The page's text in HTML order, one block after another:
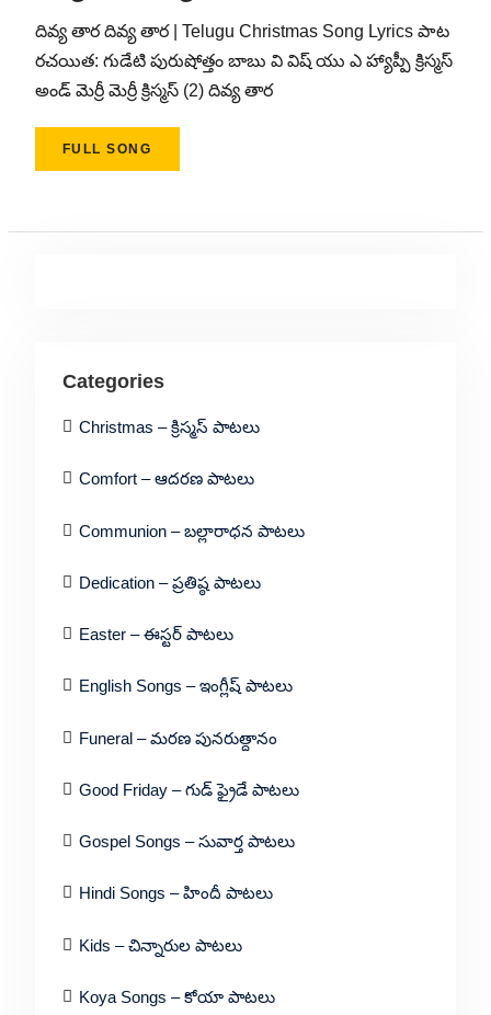
దివ్య తార దివ్య తార | Telugu Christmas Song Lyrics పాట
రచయిత: గుడేటి పురుషోత్తం బాబు వి విష్ యు ఎ హ్యాప్పీ క్రిస్మస్
అండ్ మెర్రీ మెర్రీ క్రిస్మస్ (2) దివ్య తార
FULL SONG
Categories
Christmas – క్రిస్మస్ పాటలు
Comfort – ఆదరణ పాటలు
Communion – బల్లారాధన పాటలు
Dedication – ప్రతిష్ఠ పాటలు
Easter – ఈస్టర్ పాటలు
English Songs – ఇంగ్లీష్ పాటలు
Funeral – మరణ పునరుత్దానం
Good Friday – గుడ్ ఫ్రైడే పాటలు
Gospel Songs – సువార్త పాటలు
Hindi Songs – హిందీ పాటలు
Kids – చిన్నారుల పాటలు
Koya Songs – కోయా పాటలు